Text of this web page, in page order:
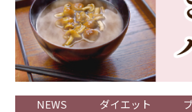
NEWS ダイエット